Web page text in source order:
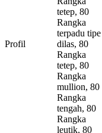
Profil
tetep, 80
Rangka
terpadu tipe
dilas, 80
Rangka
tetep, 80
Rangka
mullion, 80
Rangka
tengah, 80
Rangka
leutik, 80